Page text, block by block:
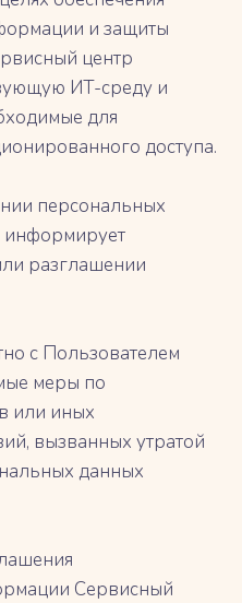
и защиты
центр
ИТ-среду и
для
доступа.
персональных
информирует
разглашении
с Пользователем
меры по
или иных
вызванных утратой
данных
Сервисный